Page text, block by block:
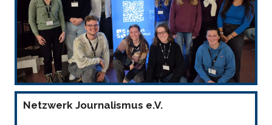
Netzwerk Journalismus e.V.